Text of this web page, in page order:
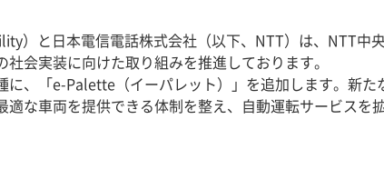
）と日本電信電話株式会社（以下、NTT）は、NTT中
会実装に向けた取り組みを推進しております。
、「e-Palette（イーパレット）」を追加します。新
な車両を提供できる体制を整え、自動運転サービスを